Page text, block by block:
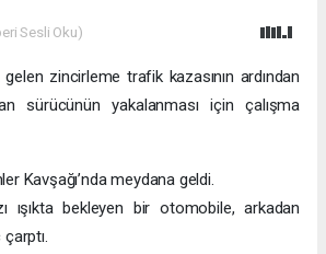
Sesli Oku)
zincirleme trafik kazasının ardından
sürücünün yakalanması için çalışma
Kavşağı’nda meydana geldi.
ışıkta bekleyen bir otomobile, arkadan